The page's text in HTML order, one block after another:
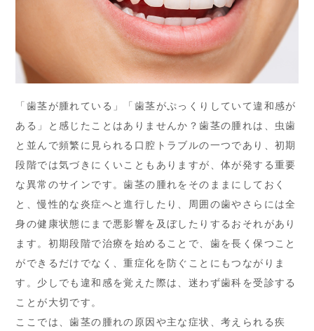
「歯茎が腫れている」「歯茎がぷっくりしていて違和感が
ある」と感じたことはありませんか？歯茎の腫れは、虫歯
と並んで頻繁に見られる口腔トラブルの一つであり、初期
段階では気づきにくいこともありますが、体が発する重要
な異常のサインです。歯茎の腫れをそのままにしておく
と、慢性的な炎症へと進行したり、周囲の歯やさらには全
身の健康状態にまで悪影響を及ぼしたりするおそれがあり
ます。初期段階で治療を始めることで、歯を長く保つこと
ができるだけでなく、重症化を防ぐことにもつながりま
す。少しでも違和感を覚えた際は、迷わず歯科を受診する
ことが大切です。
ここでは、歯茎の腫れの原因や主な症状、考えられる疾